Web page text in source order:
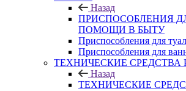
Назад
ПРИСПОСОБЛЕНИЯ
ПОМОЩИ В БЫТУ
Приспособления для
Приспособления для
ТЕХНИЧЕСКИЕ СРЕДСТВА
Назад
ТЕХНИЧЕСКИЕ